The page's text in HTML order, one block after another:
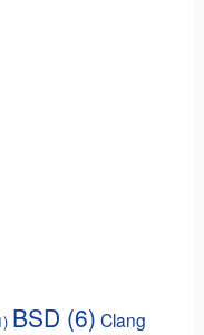
BSD (6) Clang